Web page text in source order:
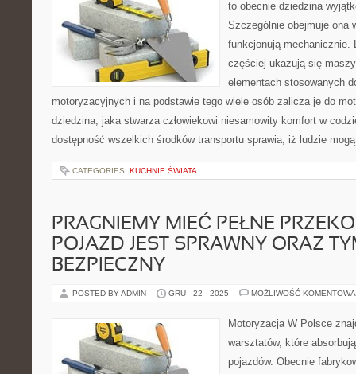
to obecnie dziedzina
Szczególnie obejmuje ona
funkcjonują mechanicznie.
częściej ukazują się
elementach stosowanych
motoryzacyjnych i na podstawie tego wiele osób zalicza je do
dziedzina, jaka stwarza człowiekowi niesamowity komfort w
dostępność wszelkich środków transportu sprawia, iż ludzie
CATEGORIES: KUCHNIE ŚWIATA
PRAGNIEMY MIEĆ PEŁNE
POJAZD JEST SPRAWNY ORAZ
BEZPIECZNY
POSTED BY ADMIN GRU - 22 - 2025 MOŻLIWOŚĆ
Motoryzacja W Polsce
warsztatów, które
pojazdów. Obecnie